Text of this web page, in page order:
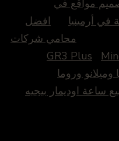
مواقع في
أرمينيا
افضل
محامي شركات
GR3 Plus
وروما
ساعة اوديمار بيجيه